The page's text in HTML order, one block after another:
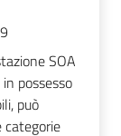
SOA
possesso
può
categorie